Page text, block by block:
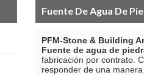
Fuente De Agua De
PFM-Stone & Building
Fuente de agua de
fabricación por contrato.
responder de una